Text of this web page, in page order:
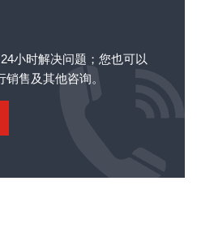
小时解决问题；您也可以
售及其他咨询。